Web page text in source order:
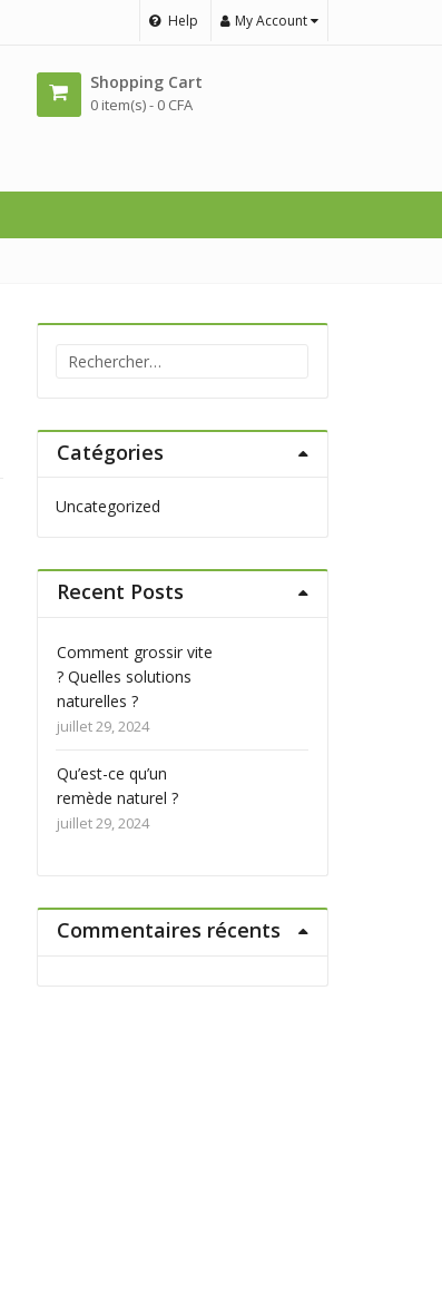
Help My Account
Shopping Cart
0 item(s) - 0 CFA
Rechercher :
Catégories
Uncategorized
Recent Posts
Comment grossir vite
? Quelles solutions
naturelles ?
juillet 29, 2024
Qu’est-ce qu’un
remède naturel ?
juillet 29, 2024
Commentaires récents